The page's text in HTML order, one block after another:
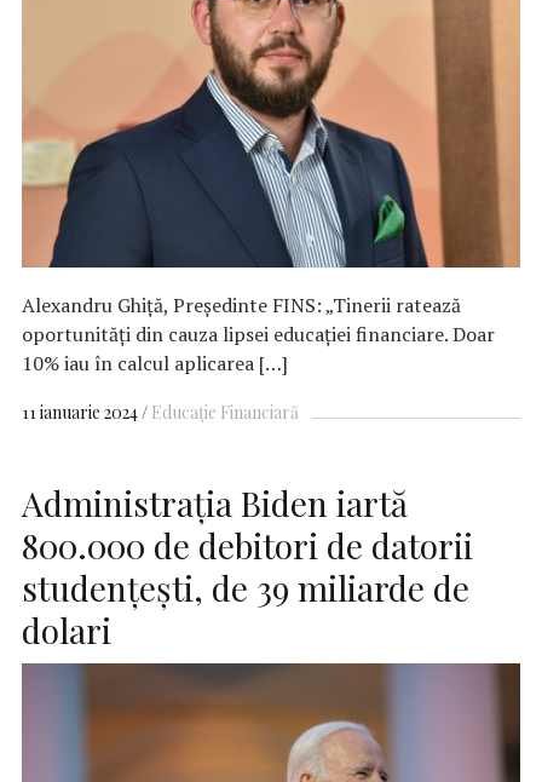
Alexandru Ghiță, Președinte FINS: „Tinerii ratează
oportunități din cauza lipsei educației financiare. Doar
10% iau în calcul aplicarea […]
11 ianuarie 2024 Educație Financiară
Administraţia Biden iartă
800.000 de debitori de datorii
studenţeşti, de 39 miliarde de
dolari